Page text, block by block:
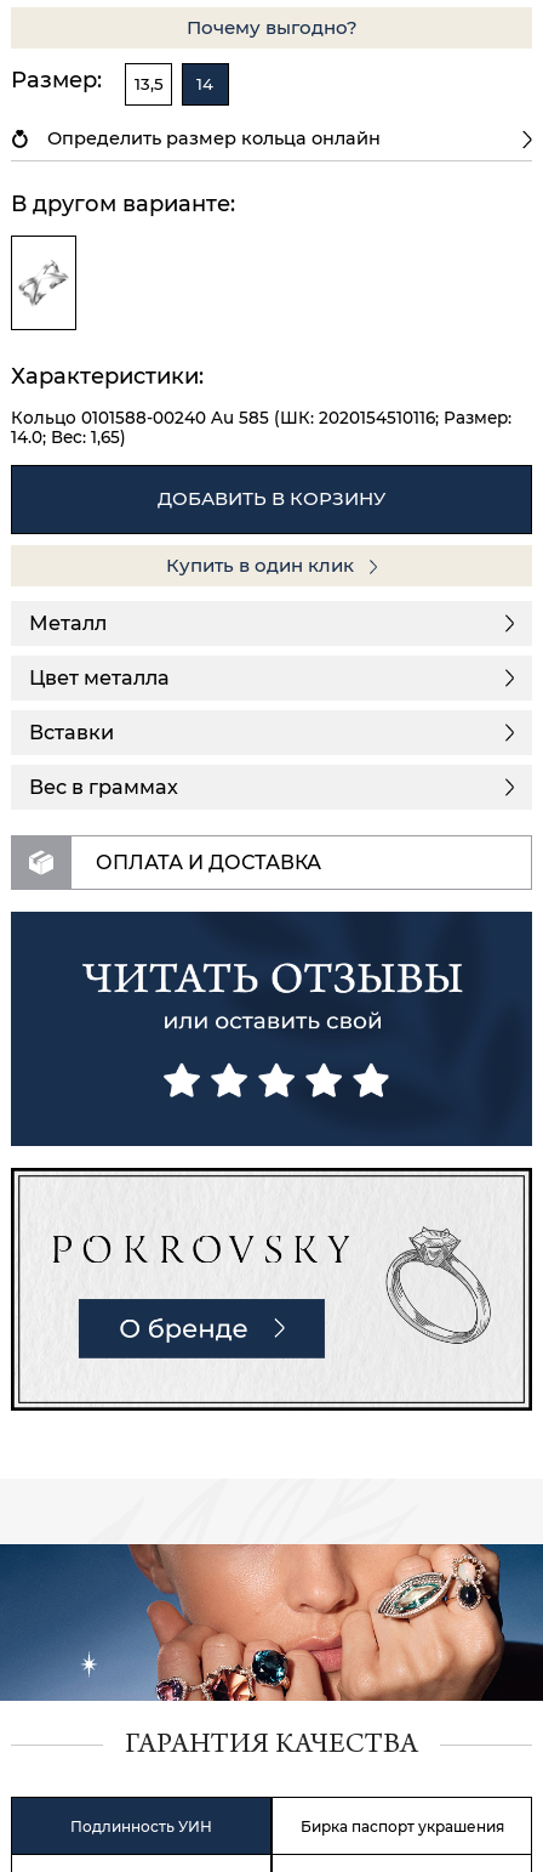
Почему выгодно?
Размер: 13,5 14
Определить размер кольца онлайн
В другом варианте:
Характеристики:
Кольцо 0101588-00240 Au 585 (ШК: 2020154510116; Размер:
14.0; Вес: 1,65)
ДОБАВИТЬ В КОРЗИНУ
Купить в один клик
Металл
Цвет металла
Вставки
Вес в граммах
ОПЛАТА И ДОСТАВКА
ГАРАНТИЯ КАЧЕСТВА
Подлинность УИН Бирка паспорт украшения